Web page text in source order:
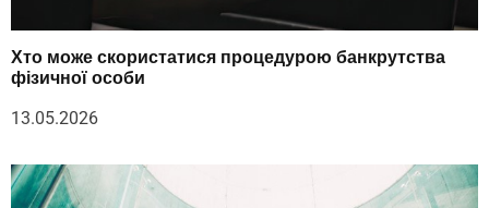
Хто може скористатися процедурою банкрутства
фізичної особи
13.05.2026